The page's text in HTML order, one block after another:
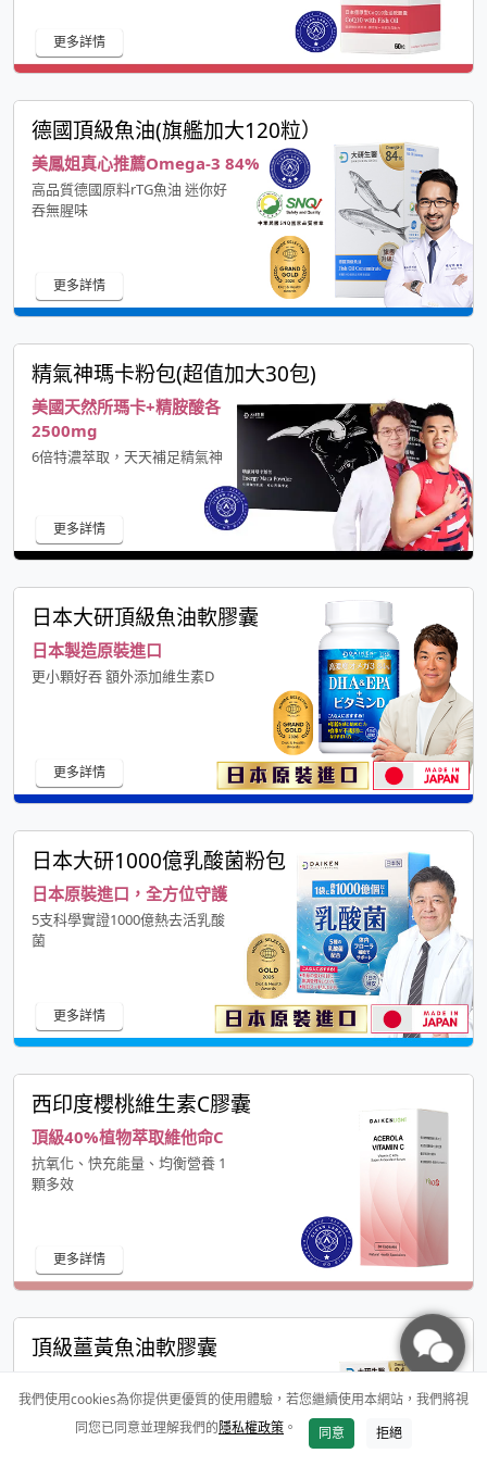
更多詳情
德國頂級魚油(旗艦加大120粒）
美鳳姐真心推薦Omega-3 84%
高品質德國原料rTG魚油 迷你好
吞無腥味
更多詳情
精氣神瑪卡粉包(超值加大30包)
美國天然所瑪卡+精胺酸各
2500mg
6倍特濃萃取，天天補足精氣神
更多詳情
日本大研頂級魚油軟膠囊
日本製造原裝進口
更小顆好吞 額外添加維生素D
更多詳情
日本大研1000億乳酸菌粉包
日本原裝進口，全方位守護
5支科學實證1000億熱去活乳酸
菌
更多詳情
西印度櫻桃維生素C膠囊
頂級40%植物萃取維他命C
抗氧化、快充能量、均衡營養 1
顆多效
更多詳情
頂級薑黃魚油軟膠囊
激增20倍利用率，吸收更升級
我們使用cookies為你提供更優質的使用體驗，若您繼續使用本網站，我們將視
同您已同意並理解我們的隱私權政策 。 同意 拒絕